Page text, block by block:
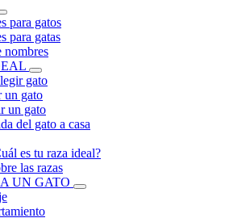
para gatos
para gatas
nombres
gato
un gato
un gato
del gato a casa
es tu raza ideal?
las razas
UN GATO